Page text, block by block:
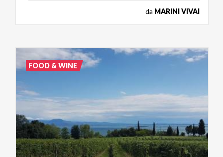
da MARINI VIVAI
FOOD & WINE